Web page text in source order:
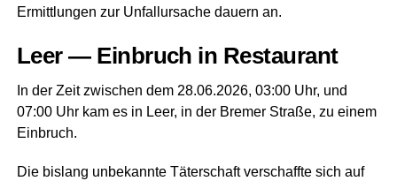
Ermitt­lun­gen zur Unfall­ur­sa­che dau­ern an.
Leer — Ein­bruch in Restaurant
In der Zeit zwi­schen dem 28.06.2026, 03:00 Uhr, und
07:00 Uhr kam es in Leer, in der Bre­mer Stra­ße, zu einem
Einbruch.
Die bis­lang unbe­kann­te Täter­schaft ver­schaff­te sich auf